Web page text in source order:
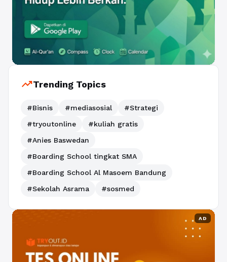
trending_upTrending Topics
#Bisnis #mediasosial
#Strategi
#tryoutonline
#kuliah gratis
#Anies Baswedan
#Boarding School tingkat SMA
#Boarding School Al Masoem Bandung
#Sekolah Asrama
#sosmed
AD